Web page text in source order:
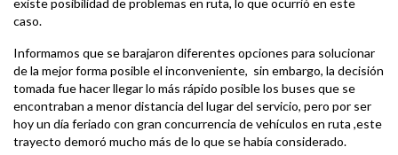
existe posibilidad de problemas en ruta, lo que ocurrió en este
caso.
Informamos que se barajaron diferentes opciones para solucionar
de la mejor forma posible el inconveniente, sin embargo, la decisión
tomada fue hacer llegar lo más rápido posible los buses que se
encontraban a menor distancia del lugar del servicio, pero por ser
hoy un día feriado con gran concurrencia de vehículos en ruta ,este
trayecto demoró mucho más de lo que se había considerado.